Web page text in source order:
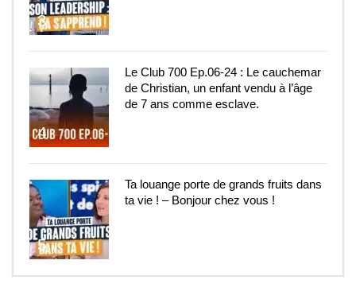
3
4
Le Club 700 Ep.06-24 : Le cauchemar
de Christian, un enfant vendu à l’âge
de 7 ans comme esclave.
5
Ta louange porte de grands fruits dans
ta vie ! – Bonjour chez vous !